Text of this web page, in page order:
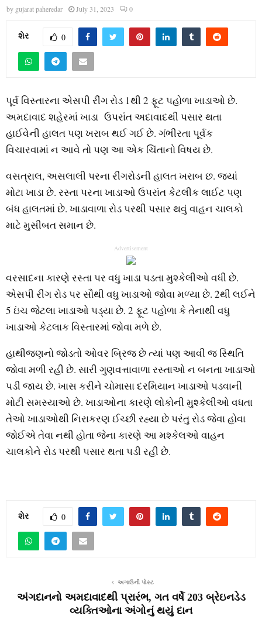
by gujarat paheredar July 31, 2023 0
શેર 0
પૂર્વ વિસ્તારના એસપી રીંગ રોડ 1થી 2 ફૂટ પહોળા ખાડાઓ છે.
અમદાવાદ શહેરમાં ખાડા ઉપરાંત અદાવાદથી પસાર થતા
હાઈવેની હાલત પણ ખરાબ થઈ ગઈ છે. ગંભીરતા પૂર્વક
વિચારવામાં ન આવે તો પણ આ એક ચિંતાનો વિષય છે.
વસત્રાલ, અસલાલી પરના રીંગરોડની હાલત ખરાબ છ. જ્યાં
મોટા ખાડા છે. રસ્તા પરના ખાડાઓ ઉપરાંત કેટલીક લાઈટ પણ
બંધ હાલતમાં છે. ખાડાવાળા રોડ પરથી પસાર થવું વાહન ચાલકો
માટે મુસીબત સમાન છે.
Advertisement
વરસાદના કારણે રસ્તા પર વધુ ખાડા પડતા મુશ્કેલીઓ વધી છે.
એસપી રીંગ રોડ પર સૌથી વધુ ખાડાઓ જોવા મળ્યા છે. 2થી લઈને
5 ઇંચ જેટલા ખાડાઓ પડ્યા છે. 2 ફૂટ પહોળા કે તેનાથી વધુ
ખાડાઓ કેટલાક વિસ્તારમાં જોવા મળે છે.
હાથીજણનો જોડતો ઓવર બ્રિજ છે ત્યાં પણ આવી જ સ્થિતિ
જોવા મળી રહી છે. સારી ગુણવત્તાવાળા રસ્તાઓ ન બનતા ખાડાઓ
પડી જાય છે. ખાસ કરીને ચોમાસા દરમિયાન ખાડાઓ પડવાની
મોટી સમસ્યાઓ છે. ખાડાઓના કારણે લોકોની મુશ્કેલીઓ વધતા
તેઓ ખાડાઓથી નિરાકરણ ઈચ્છી રહ્યા છે પરંતુ રોડ જેવા હોવા
જોઈએ તેવા નથી હોતા જેના કારણે આ મશ્કેલઓ વાહન
ચાલકોને રોડ પરથી પસાર થતા પડી રહી છે.
શેર 0
અગાઉની પોસ્ટ
અંગદાનનો અમદાવાદથી પ્રારંભ, ગત વર્ષે 203 બ્રેઇનડેડ
વ્યક્તિઓના અંગોનું થયું દાન